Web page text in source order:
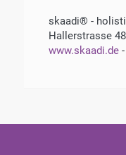
skaadi® -
Hallerstrasse
www.skaadi.de-